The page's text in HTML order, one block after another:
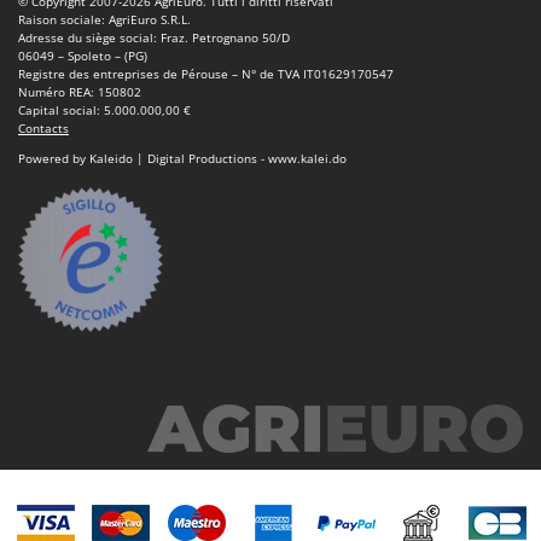
Machines pour la transformation des fruits
Machines sous vide
Motobineuses
Motoculteurs
Motofaucheuses
Motopompes pour irrigation
Moulins à céréales électriques
Moulins à farine
Nettoyeurs et Balais à vapeur
Nettoyeurs tapis, moquettes et tapisseries
P
Peignes vibreurs et Secoueurs à olives
Pelles rétros pour tracteur
Famur
FARMER
FBC
Ferrari Group
Ferroni
Ferrua
FIAC
FIEM
Fimar
Forest Master
Raison sociale: AgriEuro S.R.L.
Adresse du siège social: Fraz. Petrognano 50/D
06049 – Spoleto – (PG)
Registre des entreprises de Pérouse – N° de TVA IT01629170547
Numéro REA: 150802
Capital social: 5.000.000,00 €
Contacts
Powered by Kaleido | Digital Productions - www.kalei.do